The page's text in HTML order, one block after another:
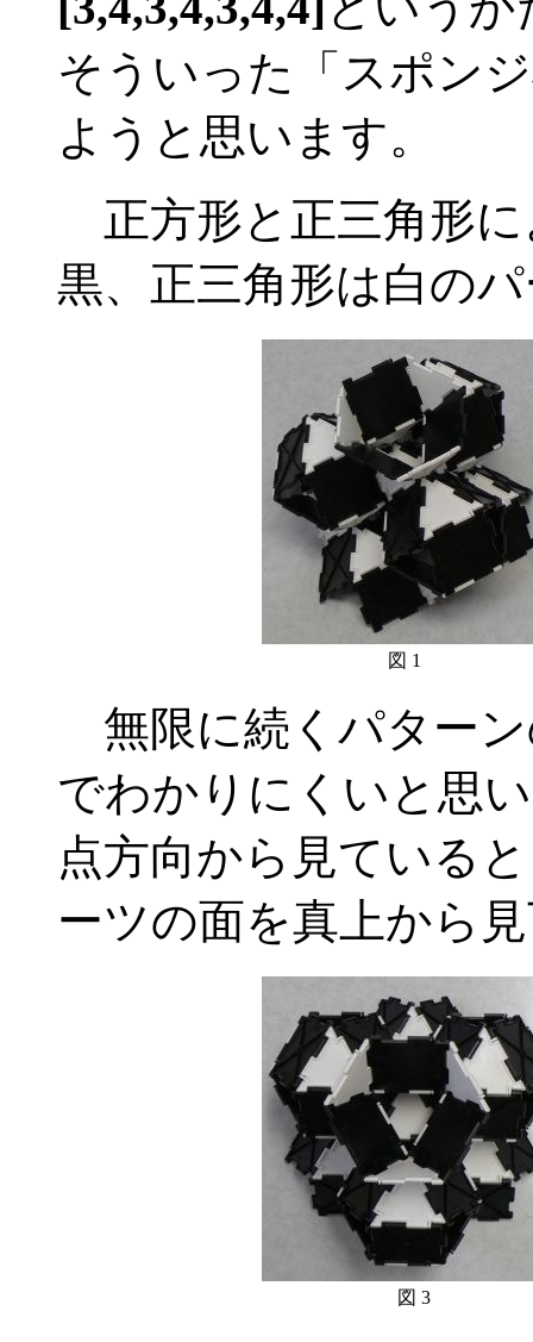
そういった「スポン
ようと思います。
正方形と正三角形
黒、正三角形は白の
図 1
無限に続くパター
でわかりにくいと思
点方向から見ている
ーツの面を真上から
図 3